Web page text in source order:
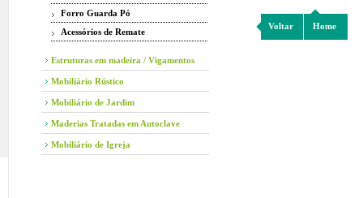
Forro Guarda Pó
Acessórios de Remate
Estruturas em madeira / Vigamentos
Mobiliário Rústico
Mobiliário de Jardim
Maderias Tratadas em Autoclave
Mobiliário de Igreja
Voltar Home